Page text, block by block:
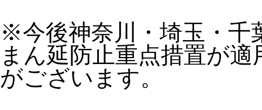
※今後神奈川・埼玉・千
まん延防止重点措置が
がございます。